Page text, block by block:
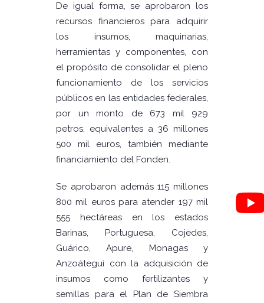
De igual forma, se aprobaron los
recursos financieros para adquirir
los insumos, maquinarias,
herramientas y componentes, con
el propósito de consolidar el pleno
funcionamiento de los servicios
públicos en las entidades federales,
por un monto de 673 mil 929
petros, equivalentes a 36 millones
500 mil euros, también mediante
financiamiento del Fonden.
Se aprobaron además 115 millones
800 mil euros para atender 197 mil
555 hectáreas en los estados
Barinas, Portuguesa, Cojedes,
Guárico, Apure, Monagas y
Anzoátegui con la adquisición de
insumos como fertilizantes y
semillas para el Plan de Siembra